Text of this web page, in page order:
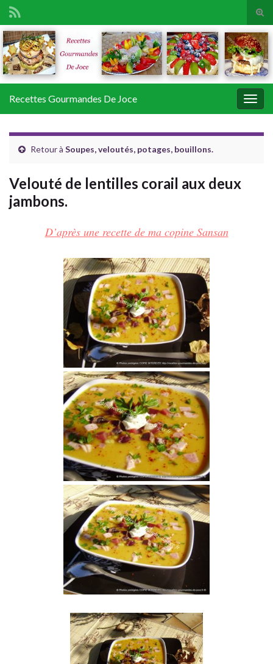
Search for:
Recettes Gourmandes De Joce
Retour à Soupes, veloutés, potages, bouillons.
Velouté de lentilles corail aux deux
jambons.
D’après une recette de ma copine Sansan